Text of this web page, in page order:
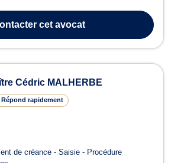
personnelles (RGPD). Il exerce en droit
cet avocat
Cédric MALHERBE
Répond rapidement
de créance - Saisie - Procédure